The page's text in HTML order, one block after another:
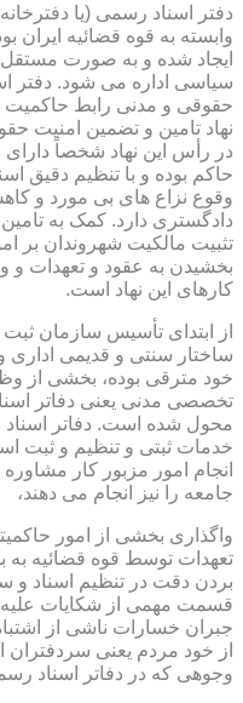
دفتر اسناد رسمی (یا
وابسته به قوه قضائیه ایران
ایجاد شده و به صورت
سیاسی اداره می شود. دفتر
حقوقی و مدنی رابط حاکمیت
نهاد تامین و تضمین امنیت
در رأس این نهاد شخصاً
حاکم بوده و با تنظیم دقیق
وقوع نزاع های بی مورد و
دادگستری دارد. کمک به
تثبیت مالکیت شهروندان بر
بخشیدن به عقود و تعهدات و
کارهای این نهاد است.
از ابتدای تأسیس سازمان
ساختار سنتی و قدیمی اداری
خود مترقی بوده، بخشی از
تخصصی مدنی یعنی دفاتر
محول شده است. دفاتر
خدمات ثبتی و تنظیم و ثبت
انجام امور مزبور کار
جامعه را نیز انجام می دهند،
واگذاری بخشی از امور
تعهدات توسط قوه قضائیه
بردن دقت در تنظیم اسناد و
قسمت مهمی از شکایات
جبران خسارات ناشی از
از خود مردم یعنی
وجوهی که در دفاتر اسناد